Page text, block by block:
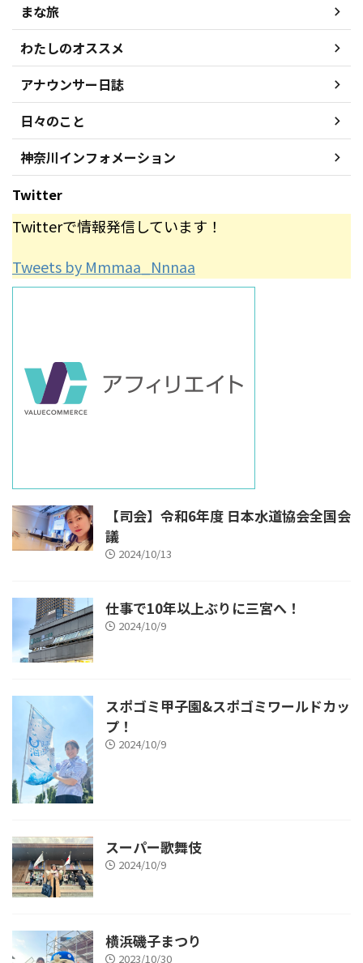
まな旅
わたしのオススメ
アナウンサー日誌
日々のこと
神奈川インフォメーション
Twitter
Twitterで情報発信しています！
Tweets by Mmmaa_Nnnaa
【司会】令和6年度 日本水道協会全国会
議
2024/10/13
仕事で10年以上ぶりに三宮へ！
2024/10/9
スポゴミ甲子園&スポゴミワールドカッ
プ！
2024/10/9
スーパー歌舞伎
2024/10/9
横浜磯子まつり
2023/10/30